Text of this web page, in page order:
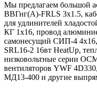
Мы предлагаем большой
ВВГнг(A)-FRLS 3х1.5,
для удлинителей
КГ 1х16, провод
самонесущий СИП-4
SRL16-2 16вт HeatUp,
низковольтные серии
вентиляторов YWF
МД13-400 и другие